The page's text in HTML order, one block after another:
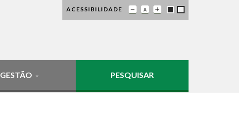
ACESSIBILIDADE
GESTÃO PESQUISAR